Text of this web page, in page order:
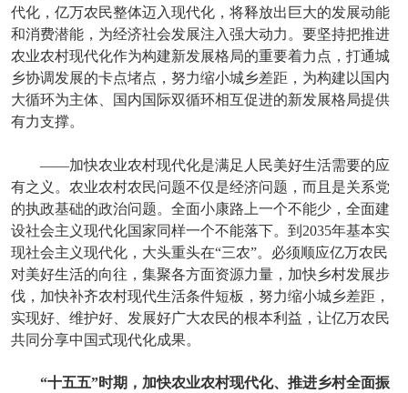
代化，亿万农民整体迈入现代化，将释放出巨大的发展动能
和消费潜能，为经济社会发展注入强大动力。要坚持把推进
农业农村现代化作为构建新发展格局的重要着力点，打通城
乡协调发展的卡点堵点，努力缩小城乡差距，为构建以国内
大循环为主体、国内国际双循环相互促进的新发展格局提供
有力支撑。
——加快农业农村现代化是满足人民美好生活需要的应
有之义。农业农村农民问题不仅是经济问题，而且是关系党
的执政基础的政治问题。全面小康路上一个不能少，全面建
设社会主义现代化国家同样一个不能落下。到2035年基本实
现社会主义现代化，大头重头在“三农”。必须顺应亿万农民
对美好生活的向往，集聚各方面资源力量，加快乡村发展步
伐，加快补齐农村现代生活条件短板，努力缩小城乡差距，
实现好、维护好、发展好广大农民的根本利益，让亿万农民
共同分享中国式现代化成果。
“十五五”时期，加快农业农村现代化、推进乡村全面振